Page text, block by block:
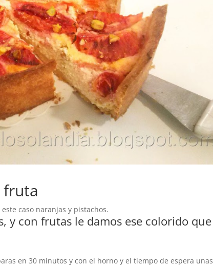
fruta
caso naranjas y pistachos.
y con frutas le damos ese colorido que
en 30 minutos y con el horno y el tiempo de espera unas